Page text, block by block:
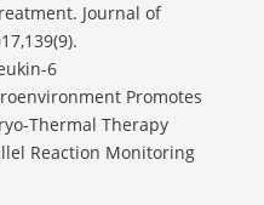
Journal of
6
Promotes
Thermal Therapy
Reaction Monitoring